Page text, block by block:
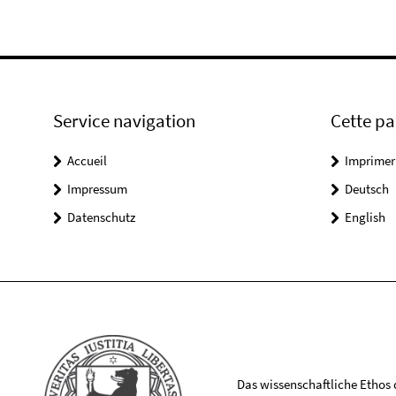
Service navigation
Accueil
Impressum
Datenschutz
Cette
Imprimer
Deutsch
English
Das wissenschaftliche